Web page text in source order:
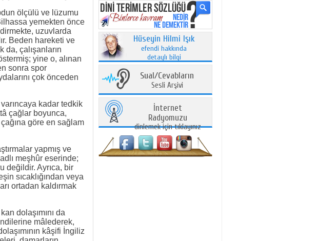
ölçülü ve lüzumu
yemekten önce
uzuvlarda
Beden hareketi ve
da, çalışanların
yine o, alınan
sonra spor
çok önceden
kadar tedkik
çağlar boyunca,
göre en sağlam
yapmış ve
adlı meşhûr eserinde;
değildir. Ayrıca, bir
sıcaklığından veya
ortadan kaldırmak
dolaşımını da
mâlederek,
kâşifi İngiliz
Hüseyin Hilmi Işık
efendi hakkında
detaylı bilgi
Sual/Cevabların
Sesli Arşivi
İnternet
Radyomuzu
dinlemek için tıklayınız